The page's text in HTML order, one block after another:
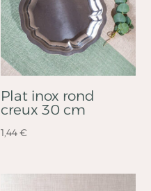
Plat inox rond
creux 30 cm
1,44€